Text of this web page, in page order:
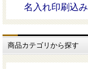
名入れ印刷込み
商品カテゴリから探す